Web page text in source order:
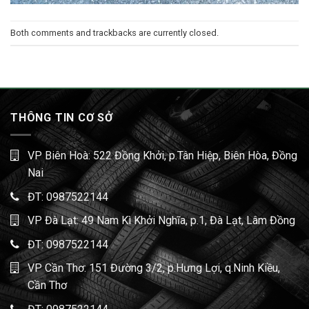
Both comments and trackbacks are currently closed.
THÔNG TIN CƠ SỞ
VP Biên Hoà: 522 Đồng Khởi, p.Tân Hiệp, Biên Hòa, Đồng
Nai
ĐT: 0987522144
VP Đà Lạt: 49 Nam Kì Khởi Nghĩa, p.1, Đà Lạt, Lâm Đồng
ĐT:0987522144
VP Cần Thơ: 151 Đường 3/2, p.Hưng Lợi, q.Ninh Kiều,
Cần Thơ